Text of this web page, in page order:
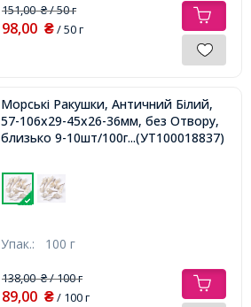
151,00₴/ 50 г
98,00 ₴/ 50 г
Морські Ракушки, Античний Білий,
57-106x29-45x26-36мм, без Отвору,
близько 9-10шт/100г...(УТ100018837)
Упак.: 100 г
138,00₴/ 100 г
89,00 ₴/ 100 г